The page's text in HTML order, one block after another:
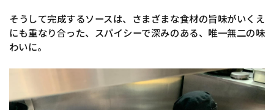
そうして完成するソースは、さまざまな食材の旨味がいくえ
にも重なり合った、スパイシーで深みのある、唯一無二の味
わいに。